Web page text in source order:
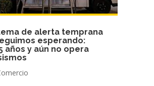
de alerta temprana
esperando:
años y aún no opera